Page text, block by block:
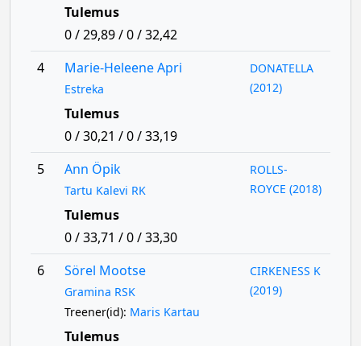
Tulemus
0 / 29,89 / 0 / 32,42
4
Marie-Heleene Apri
Estreka
DONATELLA
(2012)
Tulemus
0 / 30,21 / 0 / 33,19
5
Ann Öpik
Tartu Kalevi RK
ROLLS-
ROYCE (2018)
Tulemus
0 / 33,71 / 0 / 33,30
6
Sörel Mootse
Gramina RSK
Treener(id): Maris Kartau
CIRKENESS K
(2019)
Tulemus